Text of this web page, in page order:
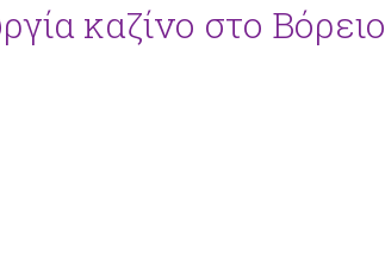
καζίνο στο Βόρειο